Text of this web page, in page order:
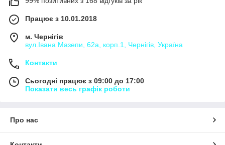
Працює з 10.01.2018
м. Чернігів
вул.Івана Мазепи, 62а, корп.1, Чернігів, Україна
Контакти
Сьогодні працює з 09:00 до 17:00
Показати весь графік роботи
Про нас